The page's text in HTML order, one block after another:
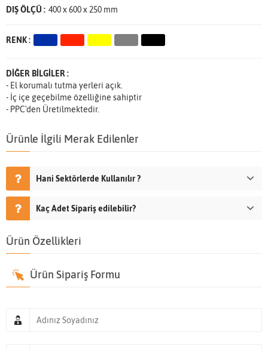
DIŞ ÖLÇÜ : 400 x 600 x 250 mm
RENK :
DİĞER BİLGİLER :
- El korumalı tutma yerleri açık.
- İç içe geçebilme özelliğine sahiptir
- PPC'den Üretilmektedir.
Ürünle İlgili Merak Edilenler
Hani Sektörlerde Kullanılır ?
Kaç Adet Sipariş edilebilir?
Ürün Özellikleri
Ürün Sipariş Formu